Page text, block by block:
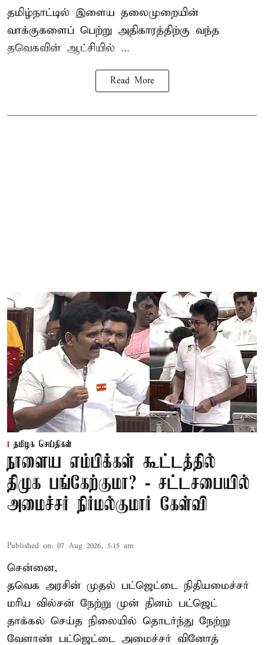
தமிழ்நாட்டில் இளைய தலைமுறையின்
வாக்குகளைப் பெற்று அதிகாரத்திற்கு வந்த
தவெகவின் ஆட்சியில் ...
Read More
தமிழக செய்திகள்
நாளைய எம்பிக்கள் கூட்டத்தில்
திமுக பங்கேற்குமா? - சட்டசபையில்
அமைச்சர் நிர்மல்குமார் கேள்வி
Published on: 07 Aug 2026, 5:15 am
சென்னை,
தவெக அரசின் முதல் பட்ஜெட்டை நிதியமைச்சர்
மரிய வில்சன் நேற்று முன் தினம் பட்ஜெட்
தாக்கல் செய்த நிலையில் தொடர்ந்து நேற்று
வேளாண் பட்ஜெட்டை அமைச்சர் வினோத்